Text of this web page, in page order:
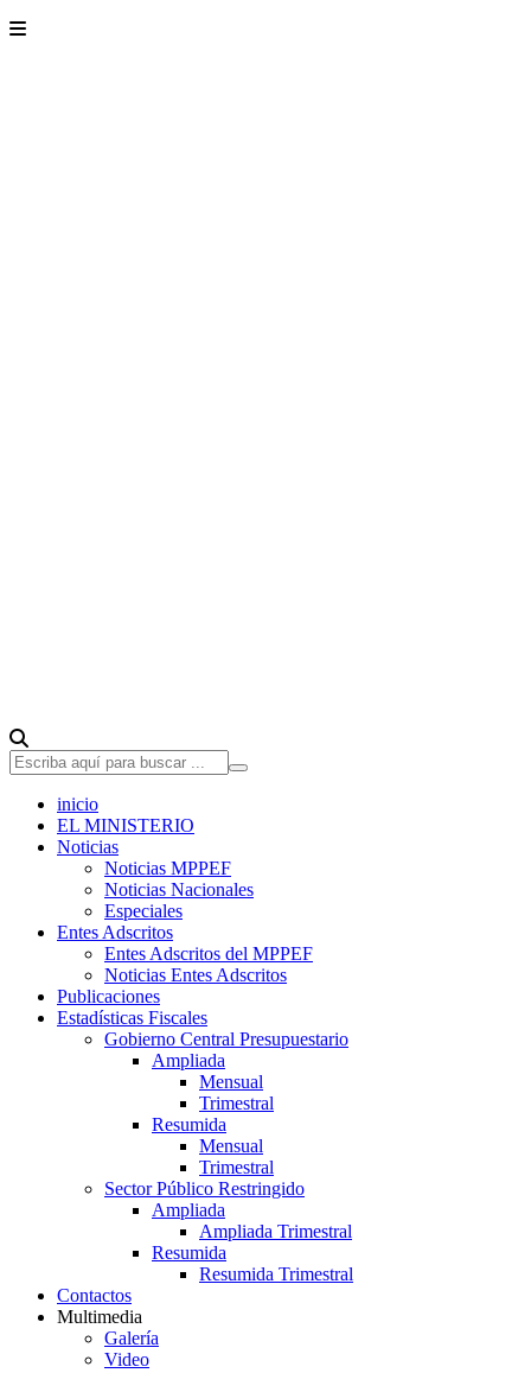
inicio
EL MINISTERIO
Noticias
Noticias MPPEF
Noticias Nacionales
Especiales
Entes Adscritos
Entes Adscritos del MPPEF
Noticias Entes Adscritos
Publicaciones
Estadísticas Fiscales
Gobierno Central Presupuestario
Ampliada
Mensual
Trimestral
Resumida
Mensual
Trimestral
Sector Público Restringido
Ampliada
Ampliada Trimestral
Resumida
Resumida Trimestral
Contactos
Multimedia
Galería
Video